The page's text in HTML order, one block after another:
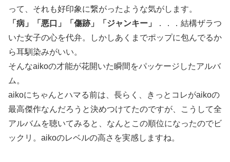
って、それも好印象に繋がったような気がします。
「病」「悪口」「傷跡」「ジャンキー」
．．．結構ザラつ
いた女子の心を代弁。しかしあくまでポップに包んでるか
ら耳馴染みがいい。
そんなaikoの才能が花開いた瞬間をパッケージしたアルバ
ム。
aikoにちゃんとハマる前は、長らく、きっとコレがaikoの
最高傑作なんだろうと決めつけてたのですが、こうして全
アルバムを聴いてみると、なんとこの順位になったのでビ
ックリ。aikoのレベルの高さを実感しますね。